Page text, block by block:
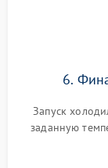
6.
Запуск
заданную
компрессора,